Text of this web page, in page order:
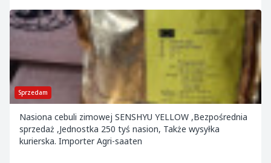
Sprzedam
Nasiona cebuli zimowej SENSHYU YELLOW ,Bezpośrednia
sprzedaż ,Jednostka 250 tyś nasion, Także wysyłka
kurierska. Importer Agri-saaten